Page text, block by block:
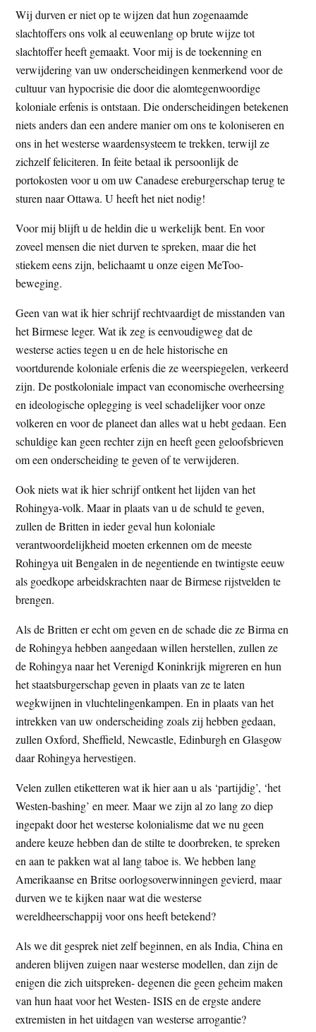
Wij durven er niet op te wijzen dat hun zogenaamde
slachtoffers ons volk al eeuwenlang op brute wijze tot
slachtoffer heeft gemaakt. Voor mij is de toekenning en
verwijdering van uw onderscheidingen kenmerkend voor de
cultuur van hypocrisie die door die alomtegenwoordige
koloniale erfenis is ontstaan. Die onderscheidingen betekenen
niets anders dan een andere manier om ons te koloniseren en
ons in het westerse waardensysteem te trekken, terwijl ze
zichzelf feliciteren. In feite betaal ik persoonlijk de
portokosten voor u om uw Canadese ereburgerschap terug te
sturen naar Ottawa. U heeft het niet nodig!
Voor mij blijft u de heldin die u werkelijk bent. En voor
zoveel mensen die niet durven te spreken, maar die het
stiekem eens zijn, belichaamt u onze eigen MeToo-
beweging.
Geen van wat ik hier schrijf rechtvaardigt de misstanden van
het Birmese leger. Wat ik zeg is eenvoudigweg dat de
westerse acties tegen u en de hele historische en
voortdurende koloniale erfenis die ze weerspiegelen, verkeerd
zijn. De postkoloniale impact van economische overheersing
en ideologische oplegging is veel schadelijker voor onze
volkeren en voor de planeet dan alles wat u hebt gedaan. Een
schuldige kan geen rechter zijn en heeft geen geloofsbrieven
om een onderscheiding te geven of te verwijderen.
Ook niets wat ik hier schrijf ontkent het lijden van het
Rohingya-volk. Maar in plaats van u de schuld te geven,
zullen de Britten in ieder geval hun koloniale
verantwoordelijkheid moeten erkennen om de meeste
Rohingya uit Bengalen in de negentiende en twintigste eeuw
als goedkope arbeidskrachten naar de Birmese rijstvelden te
brengen.
Als de Britten er echt om geven en de schade die ze Birma en
de Rohingya hebben aangedaan willen herstellen, zullen ze
de Rohingya naar het Verenigd Koninkrijk migreren en hun
het staatsburgerschap geven in plaats van ze te laten
wegkwijnen in vluchtelingenkampen. En in plaats van het
intrekken van uw onderscheiding zoals zij hebben gedaan,
zullen Oxford, Sheffield, Newcastle, Edinburgh en Glasgow
daar Rohingya hervestigen.
Velen zullen etiketteren wat ik hier aan u als ‘partijdig’, ‘het
Westen-bashing’ en meer. Maar we zijn al zo lang zo diep
ingepakt door het westerse kolonialisme dat we nu geen
andere keuze hebben dan de stilte te doorbreken, te spreken
en aan te pakken wat al lang taboe is. We hebben lang
Amerikaanse en Britse oorlogsoverwinningen gevierd, maar
durven we te kijken naar wat die westerse
wereldheerschappij voor ons heeft betekend?
Als we dit gesprek niet zelf beginnen, en als India, China en
anderen blijven zuigen naar westerse modellen, dan zijn de
enigen die zich uitspreken- degenen die geen geheim maken
van hun haat voor het Westen- ISIS en de ergste andere
extremisten in het uitdagen van westerse arrogantie?